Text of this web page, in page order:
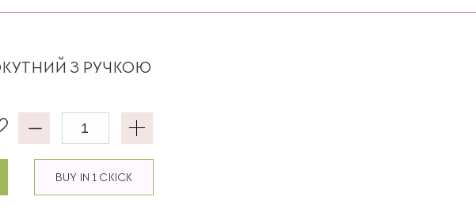
З РУЧКОЮ
BUY IN 1 CKICK